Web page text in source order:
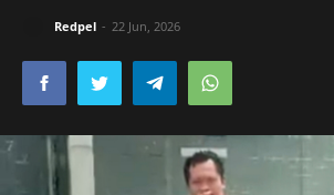
Redpel 22 Jun, 2026